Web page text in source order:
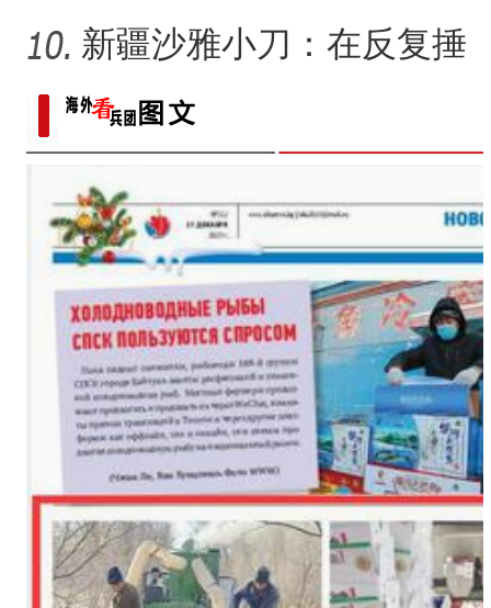
新疆兵团第六师：科技助力
求美好生活的展现？
新疆沙雅小刀：在反复捶
打中实现匠心传承